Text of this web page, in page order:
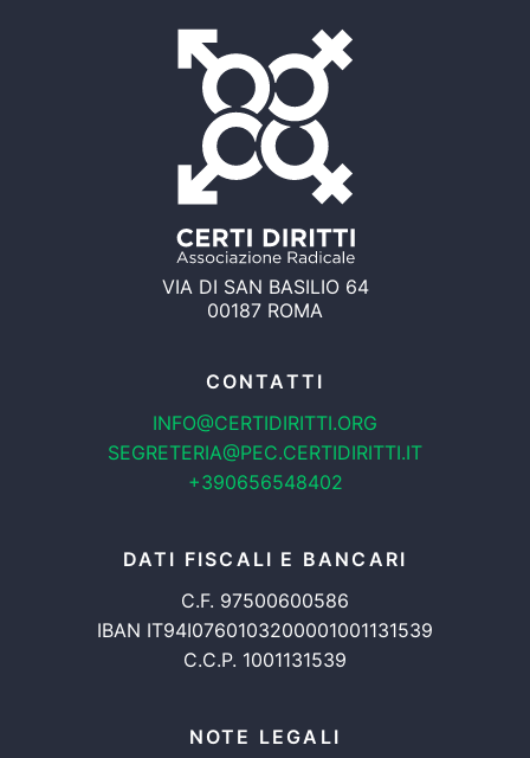
VIA DI SAN BASILIO 64
00187 ROMA
CONTATTI
INFO@CERTIDIRITTI.ORG
SEGRETERIA@PEC.CERTIDIRITTI.IT
+390656548402
DATI FISCALI E BANCARI
C.F. 97500600586
IBAN IT94I0760103200001001131539
C.C.P. 1001131539
NOTE LEGALI